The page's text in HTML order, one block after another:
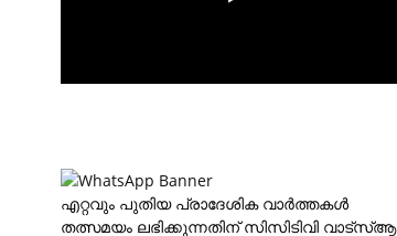
എറ്റവും പുതിയ പ്രാദേശിക വാര്‍ത്തകള്‍
തത്സമയം ലഭിക്കുന്നതിന് സിസിടിവി